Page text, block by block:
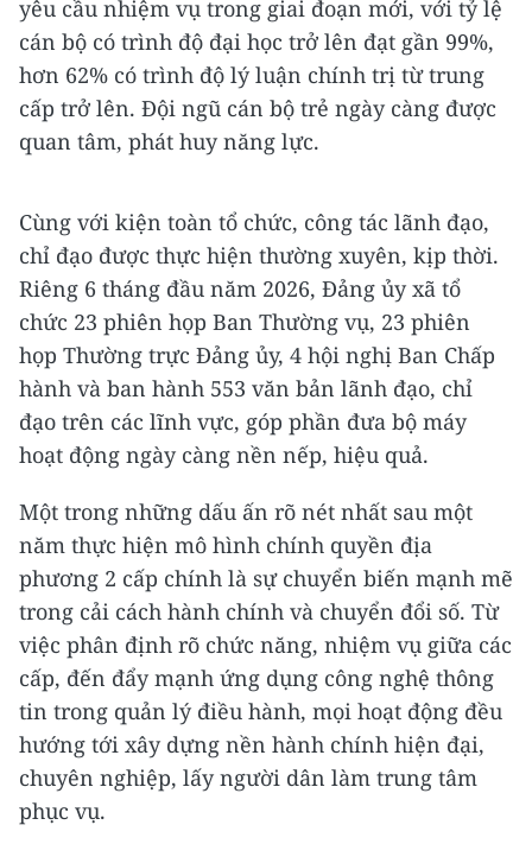
yêu cầu nhiệm vụ trong giai đoạn mới, với tỷ lệ
cán bộ có trình độ đại học trở lên đạt gần 99%,
hơn 62% có trình độ lý luận chính trị từ trung
cấp trở lên. Đội ngũ cán bộ trẻ ngày càng được
quan tâm, phát huy năng lực.
Cùng với kiện toàn tổ chức, công tác lãnh đạo,
chỉ đạo được thực hiện thường xuyên, kịp thời.
Riêng 6 tháng đầu năm 2026, Đảng ủy xã tổ
chức 23 phiên họp Ban Thường vụ, 23 phiên
họp Thường trực Đảng ủy, 4 hội nghị Ban Chấp
hành và ban hành 553 văn bản lãnh đạo, chỉ
đạo trên các lĩnh vực, góp phần đưa bộ máy
hoạt động ngày càng nền nếp, hiệu quả.
Một trong những dấu ấn rõ nét nhất sau một
năm thực hiện mô hình chính quyền địa
phương 2 cấp chính là sự chuyển biến mạnh mẽ
trong cải cách hành chính và chuyển đổi số. Từ
việc phân định rõ chức năng, nhiệm vụ giữa các
cấp, đến đẩy mạnh ứng dụng công nghệ thông
tin trong quản lý điều hành, mọi hoạt động đều
hướng tới xây dựng nền hành chính hiện đại,
chuyên nghiệp, lấy người dân làm trung tâm
phục vụ.